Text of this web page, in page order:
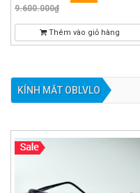
9.600.000₫
Thêm vào giỏ hàng
KÍNH MẮT OBLVLO